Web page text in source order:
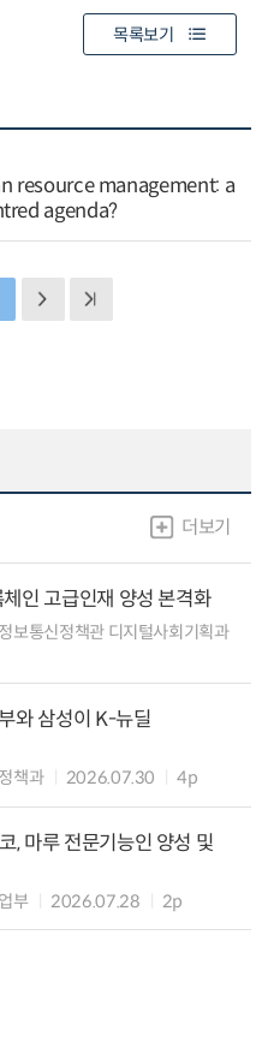
목록보기
resource management: a
agenda?
더보기
인 고급인재 양성 본격화
보통신정책관 디지털사회기획과
와 삼성이 K-뉴딜
책과 2026.07.30 4p
, 마루 전문기능인 양성 및
부 2026.07.28 2p